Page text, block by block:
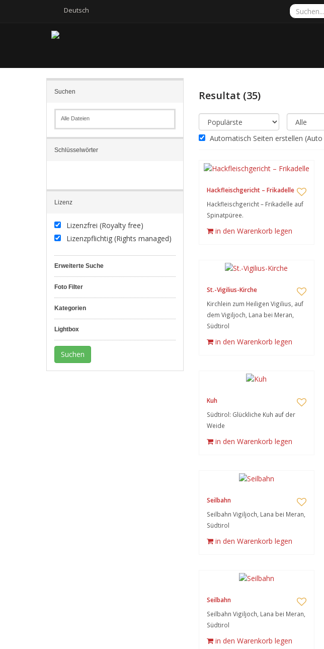
Deutsch
Suchen
Alle Dateien
Schlüsselwörter
Lizenz
Lizenzfrei (Royalty free)
Lizenzpflichtig (Rights managed)
Erweiterte Suche
Foto Filter
Kategorien
Lightbox
Resultat (35)
Automatisch Seiten erstellen (Auto
Hackfleischgericht – Frikadelle
Hackfleischgericht – Frikadelle auf
Spinatpüree.
in den Warenkorb legen
St.-Vigilius-Kirche
Kirchlein zum Heiligen Vigilius, auf
dem Vigiljoch, Lana bei Meran,
Südtirol
in den Warenkorb legen
Kuh
Südtirol: Glückliche Kuh auf der
Weide
in den Warenkorb legen
Seilbahn
Seilbahn Vigiljoch, Lana bei Meran,
Südtirol
in den Warenkorb legen
Seilbahn
Seilbahn Vigiljoch, Lana bei Meran,
Südtirol
in den Warenkorb legen